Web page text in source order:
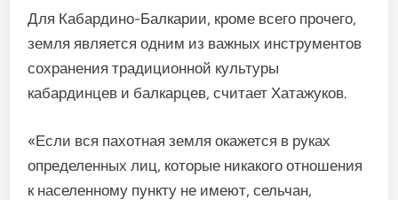
Для Кабардино-Балкарии, кроме всего прочего,
земля является одним из важных инструментов
сохранения традиционной культуры
кабардинцев и балкарцев, считает Хатажуков.
«Если вся пахотная земля окажется в руках
определенных лиц, которые никакого отношения
к населенному пункту не имеют, сельчан,